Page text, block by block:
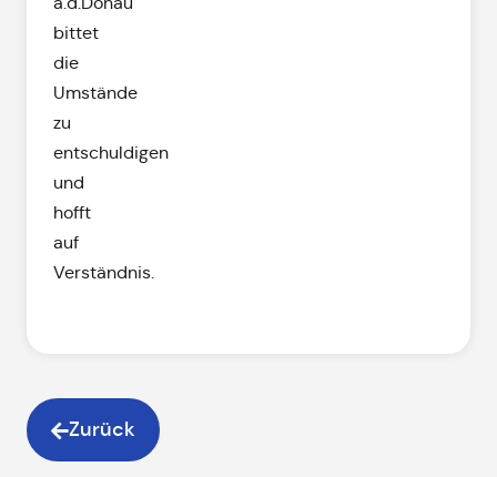
bittet
die
Umstände
zu
entschuldigen
und
hofft
auf
Verständnis.
Zurück